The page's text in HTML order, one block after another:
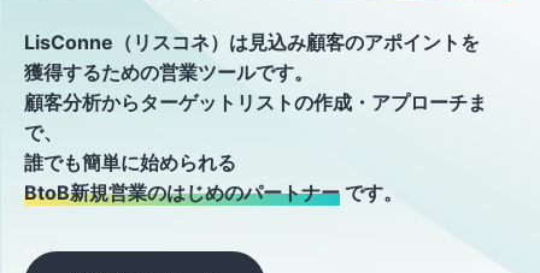
LisConne（リスコネ）は見込み顧客のアポイントを
獲得するための営業ツールです。
顧客分析からターゲットリストの作成・アプローチま
で、
誰でも簡単に始められる
BtoB新規営業のはじめのパートナー です。